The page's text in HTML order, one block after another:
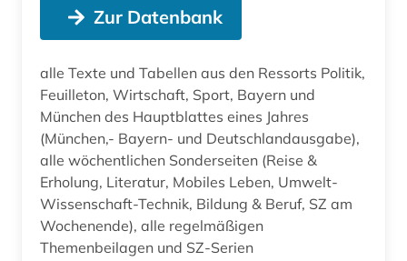
Zur Datenbank
alle Texte und Tabellen aus den Ressorts Politik,
Feuilleton, Wirtschaft, Sport, Bayern und
München des Hauptblattes eines Jahres
(München,- Bayern- und Deutschlandausgabe),
alle wöchentlichen Sonderseiten (Reise &
Erholung, Literatur, Mobiles Leben, Umwelt-
Wissenschaft-Technik, Bildung & Beruf, SZ am
Wochenende), alle regelmäßigen
Themenbeilagen und SZ-Serien